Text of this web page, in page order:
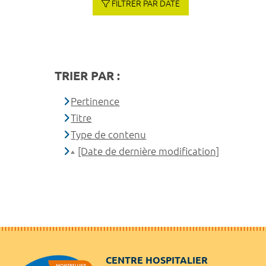
FILTRER PAR DATE
TRIER PAR :
Pertinence
Titre
Type de contenu
[Date de dernière modification]
CENTRE HOSPITALIER